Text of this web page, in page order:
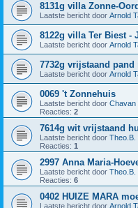
8131g villa Zonne-
Laatste bericht door Arnold
8122g villa Ter Biest -
Laatste bericht door Arnold
7732g vrijstaand pand
Laatste bericht door Arnold
0069 't Zonnehuis
Laatste bericht door Chavan
Reacties: 2
7614g wit vrijstaand
Laatste bericht door Theo.B.
Reacties: 1
2997 Anna Maria-
Laatste bericht door Theo.B.
Reacties: 6
0402 HUIZE MARA
Laatste bericht door Arnold